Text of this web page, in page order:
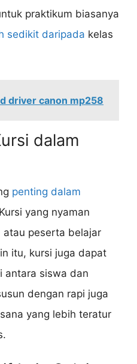
praktikum biasanya
sedikit daripada kelas
driver canon mp258
dalam
penting dalam
yang nyaman
peserta belajar
itu, kursi juga dapat
antara siswa dan
dengan rapi juga
yang lebih teratur